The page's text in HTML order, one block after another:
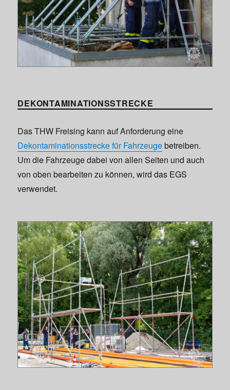
DEKONTAMINATIONSSTRECKE
Das THW Freising kann auf Anforderung eine
Dekontaminationsstrecke für Fahrzeugebetreiben.
Um die Fahrzeuge dabei von allen Seiten und auch
von oben bearbeiten zu können, wird das EGS
verwendet.